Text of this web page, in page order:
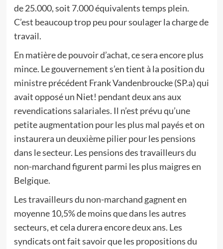
de 25.000, soit 7.000 équivalents temps plein.
C’est beaucoup trop peu pour soulager la charge de
travail.
En matière de pouvoir d’achat, ce sera encore plus
mince. Le gouvernement s’en tient à la position du
ministre précédent Frank Vandenbroucke (SP.a) qui
avait opposé un Niet! pendant deux ans aux
revendications salariales. Il n’est prévu qu’une
petite augmentation pour les plus mal payés et on
instaurera un deuxième pilier pour les pensions
dans le secteur. Les pensions des travailleurs du
non-marchand figurent parmi les plus maigres en
Belgique.
Les travailleurs du non-marchand gagnent en
moyenne 10,5% de moins que dans les autres
secteurs, et cela durera encore deux ans. Les
syndicats ont fait savoir que les propositions du